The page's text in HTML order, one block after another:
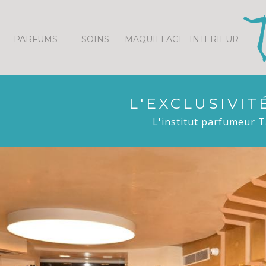
PARFUMS SOINS MAQUILLAGE INTERIEUR
L'institut parfumeur